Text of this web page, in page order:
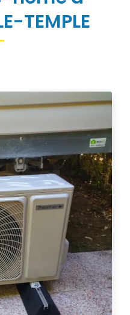
TEMPLE